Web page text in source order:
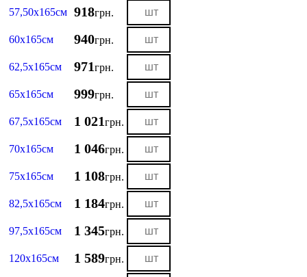
57,50х165см 918грн.
60х165см 940грн.
62,5х165см 971грн.
65х165см 999грн.
67,5х165см 1 021грн.
70х165см 1 046грн.
75х165см 1 108грн.
82,5х165см 1 184грн.
97,5х165см 1 345грн.
120х165см 1 589грн.